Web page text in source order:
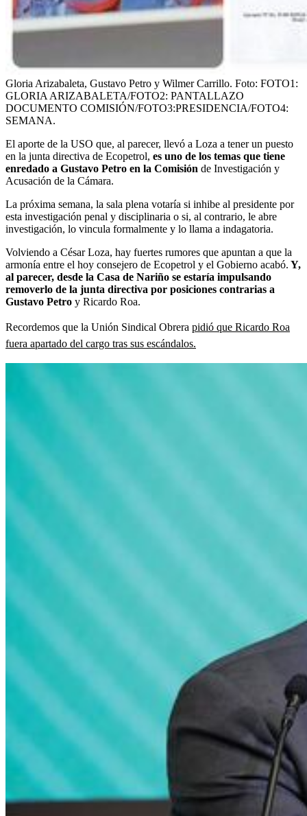
Gloria Arizabaleta, Gustavo Petro y Wilmer Carrillo. Foto: FOTO1:
GLORIA ARIZABALETA/FOTO2: PANTALLAZO
DOCUMENTO COMISIÓN/FOTO3:PRESIDENCIA/FOTO4:
SEMANA.
El aporte de la USO que, al parecer, llevó a Loza a tener un puesto
en la junta directiva de Ecopetrol, es uno de los temas que tiene
enredado a Gustavo Petro en la Comisión de Investigación y
Acusación de la Cámara.
La próxima semana, la sala plena votaría si inhibe al presidente por
esta investigación penal y disciplinaria o si, al contrario, le abre
investigación, lo vincula formalmente y lo llama a indagatoria.
Volviendo a César Loza, hay fuertes rumores que apuntan a que la
armonía entre el hoy consejero de Ecopetrol y el Gobierno acabó. Y,
al parecer, desde la Casa de Nariño se estaría impulsando
removerlo de la junta directiva por posiciones contrarias a
Gustavo Petro y Ricardo Roa.
Recordemos que la Unión Sindical Obrera pidió que Ricardo Roa
fuera apartado del cargo tras sus escándalos.